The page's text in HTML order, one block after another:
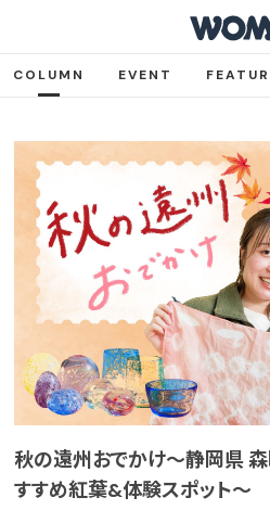
COLUMN EVENT
秋の遠州おでかけ〜静岡県 森
すすめ紅葉&体験スポット〜